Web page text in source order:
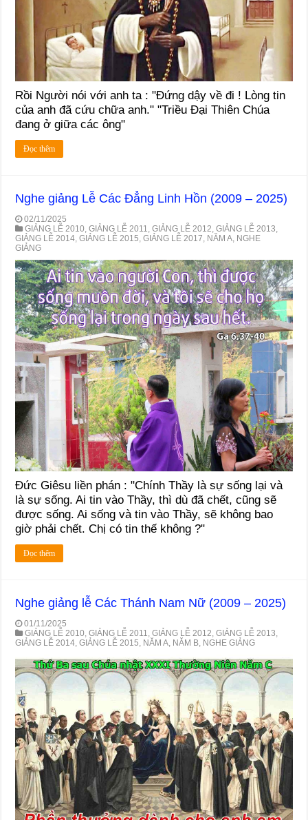
Rồi Người nói với anh ta : "Đứng dậy về đi ! Lòng tin
của anh đã cứu chữa anh." "Triều Đại Thiên Chúa
đang ở giữa các ông"
Đọc thêm
Nghe giảng Lễ Các Đẳng Linh Hồn (2009 – 2025)
02/11/2025
GIẢNG LỄ 2010,GIẢNG LỄ 2011,GIẢNG LỄ 2012,GIẢNG LỄ 2013,
GIẢNG LỄ 2014,GIẢNG LỄ 2015,GIẢNG LỄ 2017, NĂM A, NGHE
GIẢNG
Đức Giêsu liền phán : "Chính Thầy là sự sống lại và
là sự sống. Ai tin vào Thầy, thì dù đã chết, cũng sẽ
được sống. Ai sống và tin vào Thầy, sẽ không bao
giờ phải chết. Chị có tin thế không ?"
Đọc thêm
Nghe giảng lễ Các Thánh Nam Nữ (2009 – 2025)
01/11/2025
GIẢNG LỄ 2010,GIẢNG LỄ 2011,GIẢNG LỄ 2012,GIẢNG LỄ 2013,
GIẢNG LỄ 2014,GIẢNG LỄ 2015, NĂM A, NĂM B, NGHE GIẢNG